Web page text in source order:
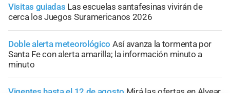
Visitas guiadas Las escuelas santafesinas vivirán de
cerca los Juegos Suramericanos 2026
Doble alerta meteorológico Así avanza la tormenta por
Santa Fe con alerta amarilla; la información minuto a
minuto